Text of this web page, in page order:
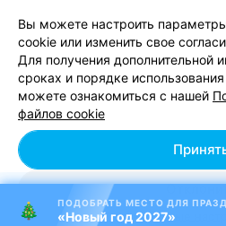
Связаться по вопросам
Написать
Персональные
Обработка
© 2026 ООО «Артокс Лаб», УНП
Минский горисполком| 220012,
улица Толбухина, 2, пом.
Вы можете настроить
cookie или изменить свое
Для получения дополнительной
сроках и порядке
можете ознакомиться с нашей
файлов cookie
Персональные
ПОДОБРАТЬ МЕСТО ДЛЯ
«Новый год 2027»